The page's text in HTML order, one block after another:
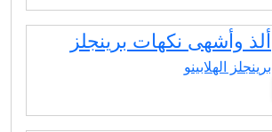
ألذ وأشهى نكهات برينجلز
برينجلز الهلابينو